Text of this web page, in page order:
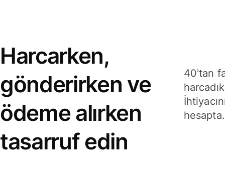
Harcarken,
gönderirken ve
ödeme alırken
tasarruf edin
40'tan
hesapta.